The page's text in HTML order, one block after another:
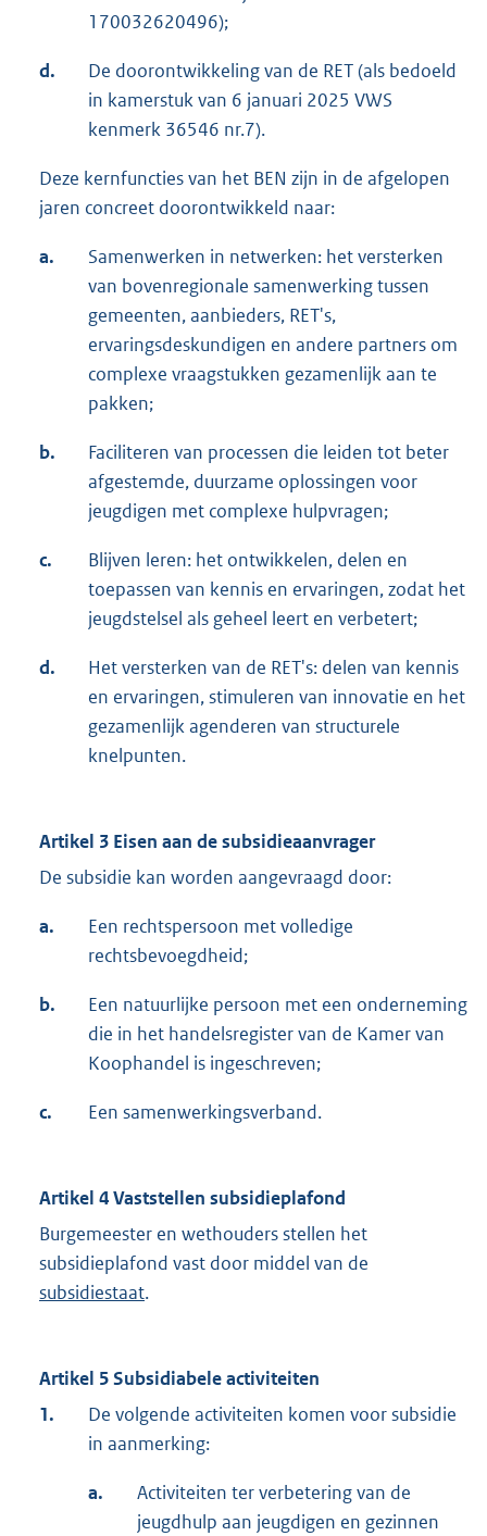
170032620496);
d.
De doorontwikkeling van de RET (als bedoeld
in kamerstuk van 6 januari 2025 VWS
kenmerk 36546 nr.7).
Deze kernfuncties van het BEN zijn in de afgelopen
jaren concreet doorontwikkeld naar:
a.
Samenwerken in netwerken: het versterken
van bovenregionale samenwerking tussen
gemeenten, aanbieders, RET's,
ervaringsdeskundigen en andere partners om
complexe vraagstukken gezamenlijk aan te
pakken;
b.
Faciliteren van processen die leiden tot beter
afgestemde, duurzame oplossingen voor
jeugdigen met complexe hulpvragen;
c.
Blijven leren: het ontwikkelen, delen en
toepassen van kennis en ervaringen, zodat het
jeugdstelsel als geheel leert en verbetert;
d.
Het versterken van de RET's: delen van kennis
en ervaringen, stimuleren van innovatie en het
gezamenlijk agenderen van structurele
knelpunten.
Artikel 3 Eisen aan de subsidieaanvrager
De subsidie kan worden aangevraagd door:
a.
Een rechtspersoon met volledige
rechtsbevoegdheid;
b.
Een natuurlijke persoon met een onderneming
die in het handelsregister van de Kamer van
Koophandel is ingeschreven;
c. Een samenwerkingsverband.
Artikel 4 Vaststellen subsidieplafond
Burgemeester en wethouders stellen het
subsidieplafond vast door middel van de
subsidiestaat.
Artikel 5 Subsidiabele activiteiten
1.
De volgende activiteiten komen voor subsidie
in aanmerking:
a.
Activiteiten ter verbetering van de
jeugdhulp aan jeugdigen en gezinnen